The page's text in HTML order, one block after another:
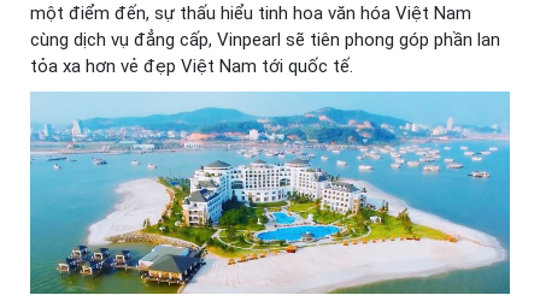
một điểm đến, sự thấu hiểu tinh hoa văn hóa Việt Nam
cùng dịch vụ đẳng cấp, Vinpearl sẽ tiên phong góp phần lan
tỏa xa hơn vẻ đẹp Việt Nam tới quốc tế.